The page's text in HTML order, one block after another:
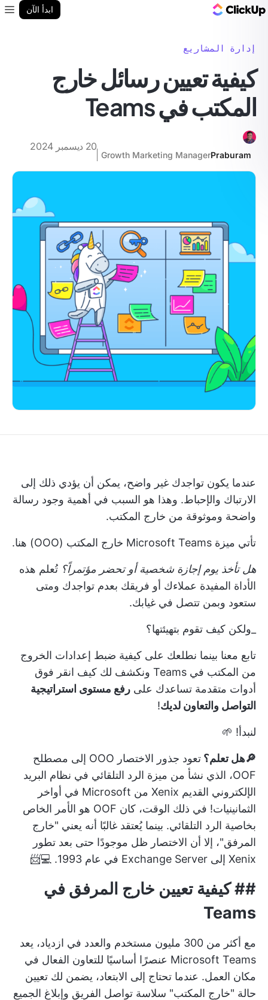
ابدأ الآن
إدارة المشاريع
كيفية تعيين رسائل خارج
المكتب في Teams
Praburam
Growth Marketing Manager
20 ديسمبر 2024
عندما يكون تواجدك غير واضح، يمكن أن يؤدي ذلك إلى
الارتباك والإحباط. وهذا هو السبب في أهمية وجود رسالة
واضحة وموثوقة من خارج المكتب.
تأتي ميزة Microsoft Teams خارج المكتب (OOO) هنا.
هل تأخذ يوم إجازة شخصية أو تحضر مؤتمراً؟ تُعلم هذه
الأداة المفيدة عملاءك أو فريقك بعدم تواجدك ومتى
ستعود وبمن تتصل في غيابك.
_ولكن كيف تقوم بتهيئتها؟
تابع معنا بينما نطلعك على كيفية ضبط إعدادات الخروج
من المكتب في Teams ونكشف لك كيف
انقر فوق
أدوات متقدمة تساعدك على رفع مستوى استراتيجية
التواصل والتعاون لديك!
لنبدأ! 🌱
🔎هل تعلم؟
تعود جذور الاختصار OOO إلى مصطلح
OOF، الذي نشأ من ميزة الرد التلقائي في نظام البريد
الإلكتروني القديم Xenix من Microsoft في أواخر
الثمانينيات! في ذلك الوقت، كان OOF هو الأمر الخاص
بخاصية الرد التلقائي. بينما يُعتقد غالبًا أنه يعني "خارج
المرفق"، إلا أن الاختصار ظل موجودًا حتى بعد تطور
Xenix إلى Exchange Server في عام 1993. 💻📨
##كيفية تعيين خارج المرفق في
Teams
مع أكثر من 300 مليون مستخدم
والعدد في ازدياد، يعد
Microsoft Teams عنصرًا أساسيًا للتعاون الفعال في
مكان العمل. عندما تحتاج إلى الابتعاد، يضمن لك تعيين
حالة "خارج المكتب" سلاسة تواصل الفريق وإبلاغ الجميع